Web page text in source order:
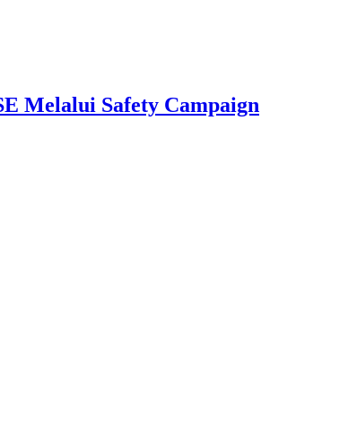
Melalui Safety Campaign